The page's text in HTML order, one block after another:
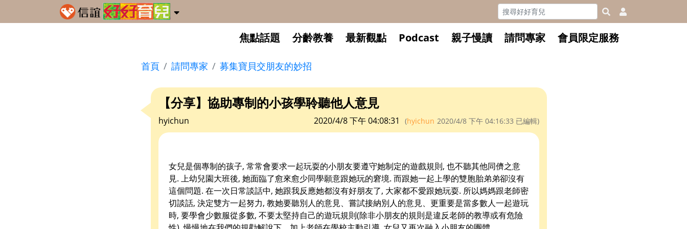
焦點話題 分齡教養 最新觀點 Podcast 親子慢讀 請問專家 會員限定服務
首頁 請問專家 募集寶貝交朋友的妙招
【分享】協助專制的小孩學聆聽他人意見
hyichun 2020/4/8 下午 04:08:31 (hyichun 2020/4/8 下午 04:16:33 已編輯)
女兒是個專制的孩子, 常常會要求一起玩耍的小朋友要遵守她制定的遊戲規則, 也不聽其他同儕之意
見. 上幼兒園大班後, 她面臨了愈來愈少同學願意跟她玩的窘境. 而跟她一起上學的雙胞胎弟弟卻沒有
這個問題. 在一次日常談話中, 她跟我反應她都沒有好朋友了, 大家都不愛跟她玩耍. 所以媽媽跟老師密
切談話, 決定雙方一起努力, 教她要聽別人的意見、嘗試接納別人的意見、更重要是當多數人一起遊玩
時, 要學會少數服從多數, 不要太堅持自己的遊玩規則(除非小朋友的規則是違反老師的教導或有危險